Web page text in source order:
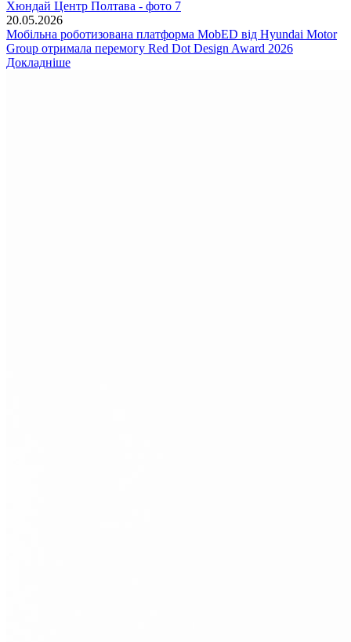
20.05.2026
Мобільна роботизована платформа MobED від Hyundai Motor
Group отримала перемогу Red Dot Design Award 2026
Докладніше